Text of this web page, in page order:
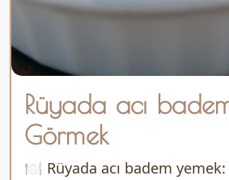
Rüyada acı
Görmek
🍽 Rüyada acı badem yemek: